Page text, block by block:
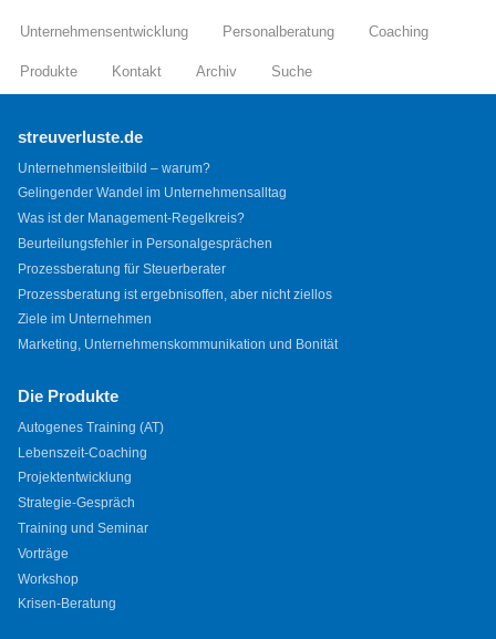
Unternehmensentwicklung Personalberatung Coaching
Produkte Kontakt Archiv Suche
streuverluste.de
Unternehmensleitbild – warum?
Gelingender Wandel im Unternehmensalltag
Was ist der Management-Regelkreis?
Beurteilungsfehler in Personalgesprächen
Prozessberatung für Steuerberater
Prozessberatung ist ergebnisoffen, aber nicht ziellos
Ziele im Unternehmen
Marketing, Unternehmenskommunikation und Bonität
Die Produkte
Autogenes Training (AT)
Lebenszeit-Coaching
Projektentwicklung
Strategie-Gespräch
Training und Seminar
Vorträge
Workshop
Krisen-Beratung